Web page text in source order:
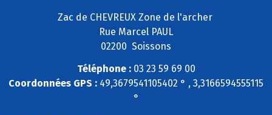
Zac de CHEVREUX Zone de l'archer
Rue Marcel PAUL
02200 Soissons
Téléphone :03 23 59 69 00
Coordonnées GPS : 49,3679541105402 ° , 3,3166594555115
°